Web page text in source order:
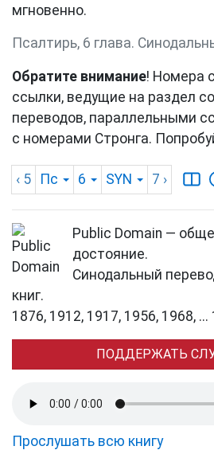
мгновенно.
Псалтирь, 6 глава.
Обратите внимание! Номера
ссылки, ведущие на раздел
переводов, параллельными
с номерами Стронга.
‹ 5 Пс 6 SYN 7 ›
Public Domain —
достояние.
Синодальный
книг.
1876, 1912, 1917, 1956, 1968, ...
ПОДДЕРЖАТЬ
Прослушать всю книгу